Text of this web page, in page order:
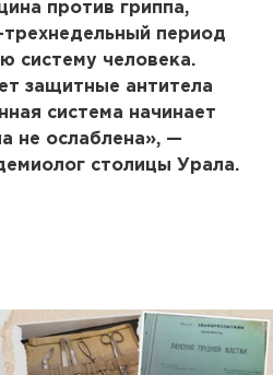
против гриппа,
период
систему человека.
защитные антитела
система начинает
не ослаблена», —
столицы Урала.